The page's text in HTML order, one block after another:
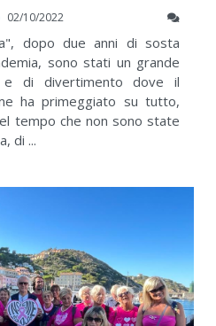
02/10/2022
dopo due anni di sosta
sono stati un grande
e di divertimento dove il
ha primeggiato su tutto,
tempo che non sono state
di ...